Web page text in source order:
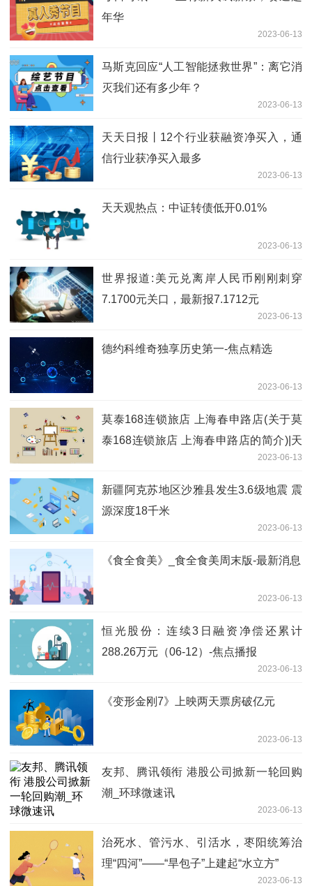
年华
2023-06-13
马斯克回应“人工智能拯救世界”：离它消
灭我们还有多少年？
2023-06-13
天天日报丨12个行业获融资净买入，通
信行业获净买入最多
2023-06-13
天天观热点：中证转债低开0.01%
2023-06-13
世界报道:美元兑离岸人民币刚刚刺穿
7.1700元关口，最新报7.1712元
2023-06-13
德约科维奇独享历史第一-焦点精选
2023-06-13
莫泰168连锁旅店 上海春申路店(关于莫
泰168连锁旅店 上海春申路店的简介)|天
2023-06-13
新疆阿克苏地区沙雅县发生3.6级地震 震
源深度18千米
2023-06-13
《食全食美》_食全食美周末版-最新消息
2023-06-13
恒光股份：连续3日融资净偿还累计
288.26万元（06-12）-焦点播报
2023-06-13
《变形金刚7》上映两天票房破亿元
2023-06-13
友邦、腾讯领衔 港股公司掀新一轮回购
潮_环球微速讯
2023-06-13
治死水、管污水、引活水，枣阳统筹治
理“四河”——“旱包子”上建起“水立方”
2023-06-13